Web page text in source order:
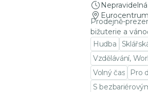
Eurocentrum
Prodejně-
bižuterie a
Hudba
Vzdělávání,
Volný čas
Pro
S